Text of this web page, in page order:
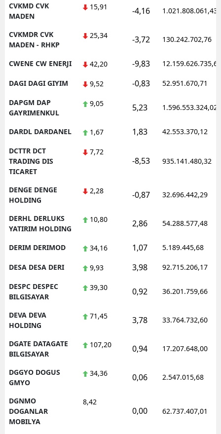
CVKMD CVK
MADEN
15,91 -4,16 1.021.808.061,43
CVKMDR CVK
MADEN - RHKP
25,34 -3,72 130.242.702,76
CWENE CW ENERJI 42,20 -9,83 12.159.626.735,62
DAGI DAGI GIYIM 9,52 -0,83 52.951.670,71
DAPGM DAP
GAYRIMENKUL
9,05 5,23 1.596.553.324,02
DARDL DARDANEL 1,67 1,83 42.553.370,12
DCTTR DCT
TRADING DIS
TICARET
7,72
-8,53 935.141.480,32
DENGE DENGE
HOLDING
2,28 -0,87 32.696.442,29
DERHL DERLUKS
YATIRIM HOLDING
10,80 2,86 54.288.577,48
DERIM DERIMOD 34,16 1,07 5.189.445,68
DESA DESA DERI 9,93 3,98 92.715.206,17
DESPC DESPEC
BILGISAYAR
39,30 0,92 36.201.759,66
DEVA DEVA
HOLDING
71,45 3,78 33.764.732,60
DGATE DATAGATE
BILGISAYAR
107,20 0,94 17.207.648,00
DGGYO DOGUS
GMYO
34,36 0,06 2.547.015,68
DGNMO
DOGANLAR
MOBILYA
8,42
0,00 62.737.407,01